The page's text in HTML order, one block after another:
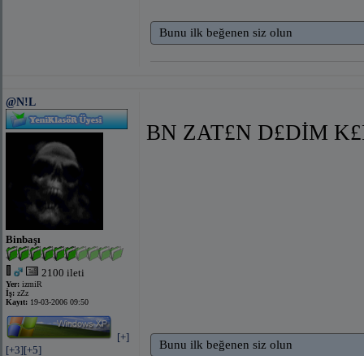
Bunu ilk beğenen siz olun
@N!L
Binbaşı
2100 ileti
Yer: izmiR
İş: zZz
Kayıt: 19-03-2006 09:50
[+]
[+3][+5]
BN ZAT£N D£DİM
Bunu ilk beğenen siz olun